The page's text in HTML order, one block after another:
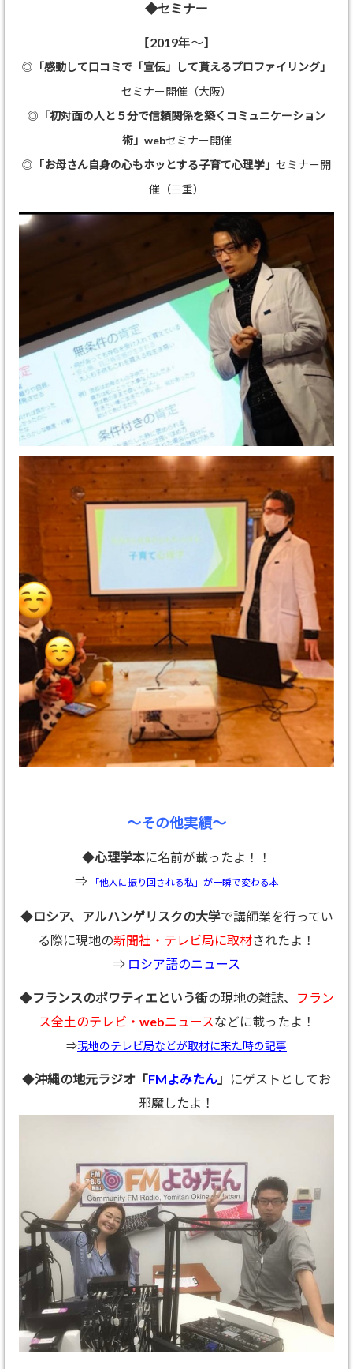
◆セミナー
【2019年～】
◎ 「感動して口コミで「宣伝」して貰えるプロファイリング」
セミナー開催（大阪）
◎ 「初対面の人と５分で信頼関係を築くコミュニケーション
術」 webセミナー開催
◎ 「お母さん自身の心もホッとする子育て心理学」 セミナー開
催（三重）
～その他実績～
◆心理学本に名前が載ったよ！！
⇒
「他人に振り回される私」が一瞬で変わる本
◆ロシア、アルハンゲリスクの大学で講師業を行ってい
る際に現地の新聞社・テレビ局に取材されたよ！
⇒ ロシア語のニュース
◆フランスのポワティエという街の現地の雑誌、
フラン
ス全土のテレビ・webニュース などに載ったよ！
⇒現地のテレビ局などが取材に来た時の記事
◆沖縄の地元ラジオ「FMよみたん 」
にゲストとしてお
邪魔したよ！